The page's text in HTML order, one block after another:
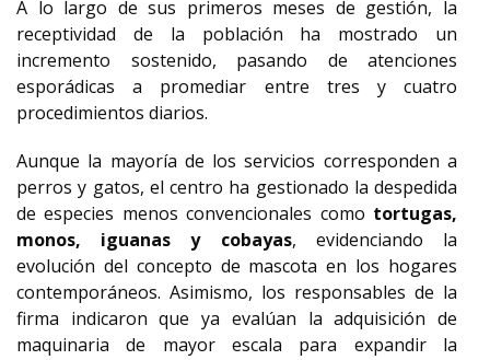
A lo largo de sus primeros meses de gestión, la
receptividad de la población ha mostrado un
incremento sostenido, pasando de atenciones
esporádicas a promediar entre tres y cuatro
procedimientos diarios.
Aunque la mayoría de los servicios corresponden a
perros y gatos, el centro ha gestionado la despedida
de especies menos convencionales como tortugas,
monos, iguanas y cobayas, evidenciando la
evolución del concepto de mascota en los hogares
contemporáneos. Asimismo, los responsables de la
firma indicaron que ya evalúan la adquisición de
maquinaria de mayor escala para expandir la